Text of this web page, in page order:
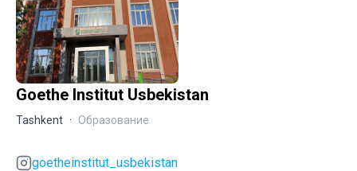
Goethe Institut Usbekistan
Tashkent · Образование
goetheinstitut_usbekistan